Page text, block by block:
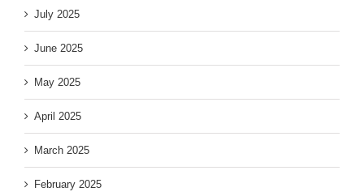
July 2025
June 2025
May 2025
April 2025
March 2025
February 2025